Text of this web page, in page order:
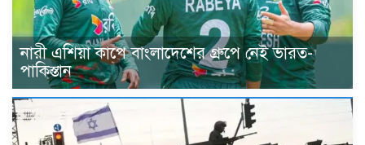
নারী এশিয়া কাপে বাংলাদেশের গ্রুপে নেই ভারত-
পাকিস্তান